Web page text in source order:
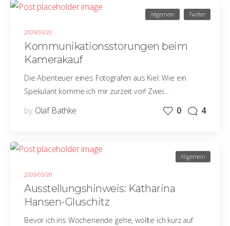
2009/03/20
Allgemein Twitter
Kommunikationsstörungen beim
Kamerakauf
Die Abenteuer eines Fotografen aus Kiel: Wie ein
Spekulant komme ich mir zurzeit vor! Zwei…
by Olaf Bathke 0 4
2009/03/20
Allgemein
Ausstellungshinweis: Katharina
Hansen-Gluschitz
Bevor ich ins Wochenende gehe, wollte ich kurz auf